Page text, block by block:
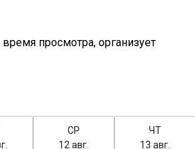
просмотра, организует
СР
12 авг.
ЧТ
13 авг.